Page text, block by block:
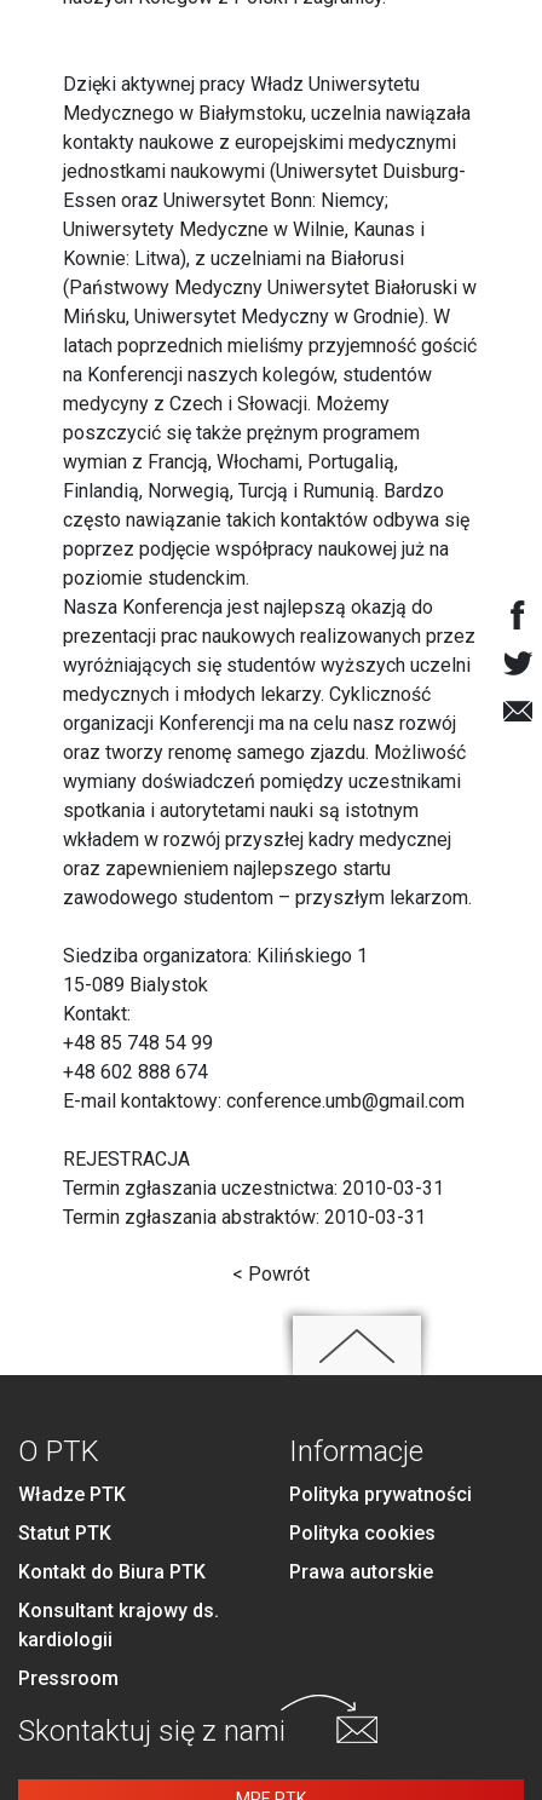
Dzięki aktywnej pracy Władz Uniwersytetu
Medycznego w Białymstoku, uczelnia nawiązała
kontakty naukowe z europejskimi medycznymi
jednostkami naukowymi (Uniwersytet Duisburg-
Essen oraz Uniwersytet Bonn: Niemcy;
Uniwersytety Medyczne w Wilnie, Kaunas i
Kownie: Litwa), z uczelniami na Białorusi
(Państwowy Medyczny Uniwersytet Białoruski w
Mińsku, Uniwersytet Medyczny w Grodnie). W
latach poprzednich mieliśmy przyjemność gościć
na Konferencji naszych kolegów, studentów
medycyny z Czech i Słowacji. Możemy
poszczycić się także prężnym programem
wymian z Francją, Włochami, Portugalią,
Finlandią, Norwegią, Turcją i Rumunią. Bardzo
często nawiązanie takich kontaktów odbywa się
poprzez podjęcie współpracy naukowej już na
poziomie studenckim.
Nasza Konferencja jest najlepszą okazją do
prezentacji prac naukowych realizowanych przez
wyróżniających się studentów wyższych uczelni
medycznych i młodych lekarzy. Cykliczność
organizacji Konferencji ma na celu nasz rozwój
oraz tworzy renomę samego zjazdu. Możliwość
wymiany doświadczeń pomiędzy uczestnikami
spotkania i autorytetami nauki są istotnym
wkładem w rozwój przyszłej kadry medycznej
oraz zapewnieniem najlepszego startu
zawodowego studentom – przyszłym lekarzom.
Siedziba organizatora: Kilińskiego 1
15-089 Bialystok
Kontakt:
+48 85 748 54 99
+48 602 888 674
E-mail kontaktowy: conference.umb@gmail.com
REJESTRACJA
Termin zgłaszania uczestnictwa: 2010-03-31
Termin zgłaszania abstraktów: 2010-03-31
< Powrót
O PTK
Władze PTK
Statut PTK
Kontakt do Biura PTK
Konsultant krajowy ds.
kardiologii
Pressroom
Informacje
Polityka prywatności
Polityka cookies
Prawa autorskie
Skontaktuj się z nami